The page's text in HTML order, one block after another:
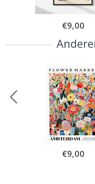
Special
Price
€9,00
Special
Price
€9,00